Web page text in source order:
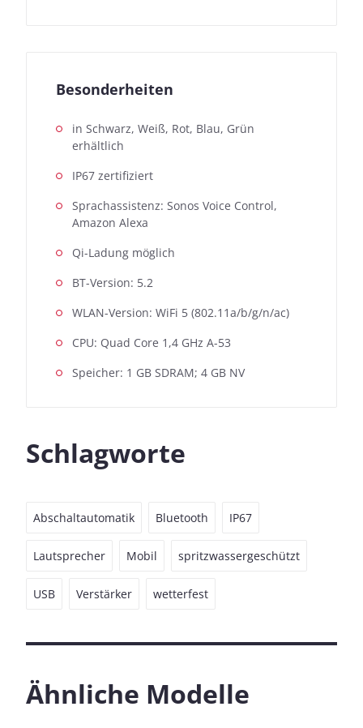
Besonderheiten
in Schwarz, Weiß, Rot, Blau, Grün
erhältlich
IP67 zertifiziert
Sprachassistenz: Sonos Voice Control,
Amazon Alexa
Qi-Ladung möglich
BT-Version: 5.2
WLAN-Version: WiFi 5 (802.11a/b/g/n/ac)
CPU: Quad Core 1,4 GHz A-53
Speicher: 1 GB SDRAM; 4 GB NV
Schlagworte
Abschaltautomatik Bluetooth IP67
Lautsprecher Mobil spritzwassergeschützt
USB Verstärker wetterfest
Ähnliche Modelle